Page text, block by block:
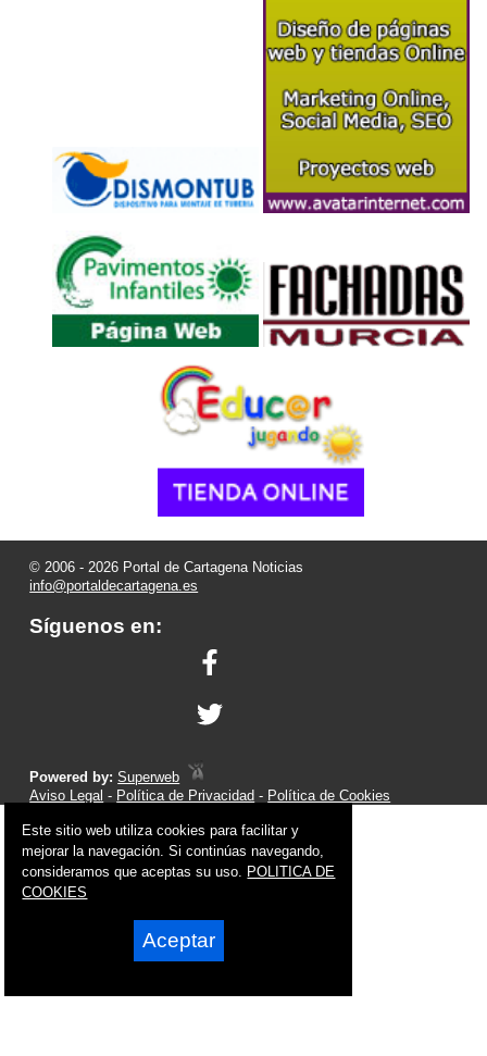
© 2006 - 2026 Portal de Cartagena Noticias
info@portaldecartagena.es
Síguenos en:
Powered by:Superweb
Aviso Legal - Política de Privacidad - Política de Cookies
Este sitio web utiliza cookies para facilitar y
mejorar la navegación. Si continúas navegando,
consideramos que aceptas su uso. POLITICA DE
COOKIES
Aceptar